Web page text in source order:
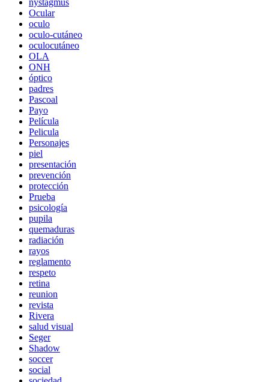
Ocular
oculo
oculo-cutáneo
oculocutáneo
OLA
ONH
óptico
padres
Pascoal
Payo
Película
Pelicula
Personajes
piel
presentación
prevención
protección
Prueba
psicología
pupila
quemaduras
radiación
rayos
reglamento
respeto
retina
reunion
revista
Rivera
salud visual
Seger
Shadow
soccer
social